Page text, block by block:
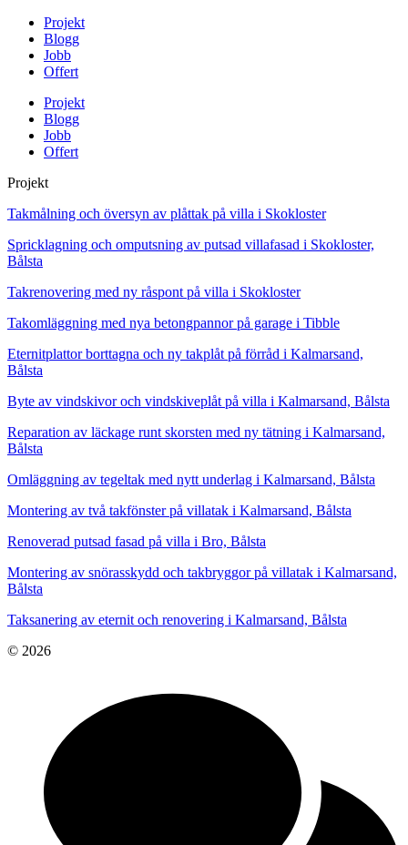
Projekt
Blogg
Jobb
Offert
Projekt
Blogg
Jobb
Offert
Projekt
Takmålning och översyn av plåttak på villa i Skokloster
Spricklagning och omputsning av putsad villafasad i Skokloster,
Bålsta
Takrenovering med ny råspont på villa i Skokloster
Takomläggning med nya betongpannor på garage i Tibble
Eternitplattor borttagna och ny takplåt på förråd i Kalmarsand,
Bålsta
Byte av vindskivor och vindskiveplåt på villa i Kalmarsand, Bålsta
Reparation av läckage runt skorsten med ny tätning i Kalmarsand,
Bålsta
Omläggning av tegeltak med nytt underlag i Kalmarsand, Bålsta
Montering av två takfönster på villatak i Kalmarsand, Bålsta
Renoverad putsad fasad på villa i Bro, Bålsta
Montering av snörasskydd och takbryggor på villatak i Kalmarsand,
Bålsta
Taksanering av eternit och renovering i Kalmarsand, Bålsta
© 2026